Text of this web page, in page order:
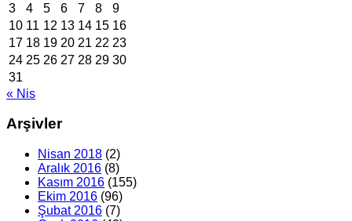
3
4 5 6 7 8
9
10 11 12 13 14 15 16
17 18 19 20 21 22 23
24 25 26 27 28 29 30
31
« Nis
Arşivler
Nisan 2018 (2)
Aralık 2016 (8)
Kasım 2016 (155)
Ekim 2016 (96)
Şubat 2016 (7)